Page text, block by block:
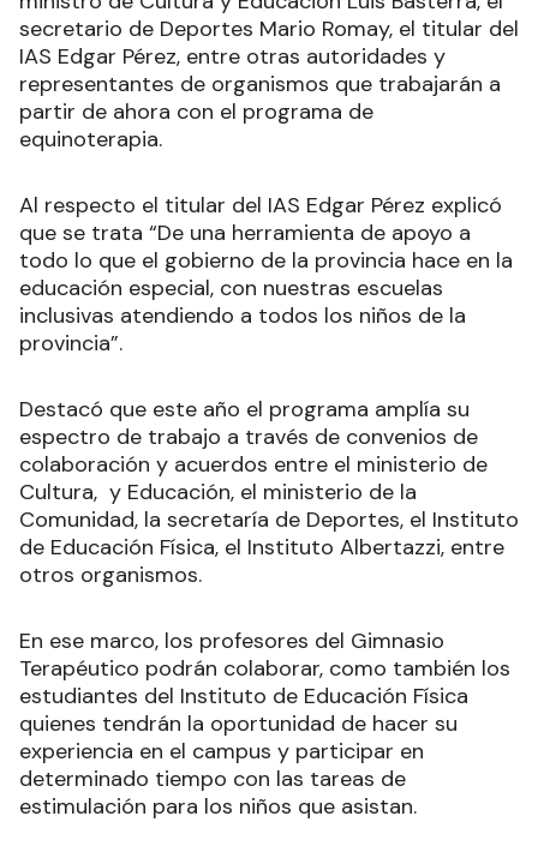
ubicado en ruta 11 Km 34, con la presencia del
ministro de Cultura y Educación Luis Basterra, el
secretario de Deportes Mario Romay, el titular del
IAS Edgar Pérez, entre otras autoridades y
representantes de organismos que trabajarán a
equinoterapia.
Al respecto el titular del IAS Edgar Pérez explicó
que se trata “De una herramienta de apoyo a
todo lo que el gobierno de la provincia hace en la
educación especial, con nuestras escuelas
provincia”.
Destacó que este año el programa amplía su
espectro de trabajo a través de convenios de
colaboración y acuerdos entre el ministerio de
Cultura, y Educación, el ministerio de la
Comunidad, la secretaría de Deportes, el Instituto
otros organismos.
En ese marco, los profesores del Gimnasio
Terapéutico podrán colaborar, como también los
estudiantes del Instituto de Educación Física
quienes tendrán la oportunidad de hacer su
experiencia en el campus y participar en
estimulación para los niños que asistan.